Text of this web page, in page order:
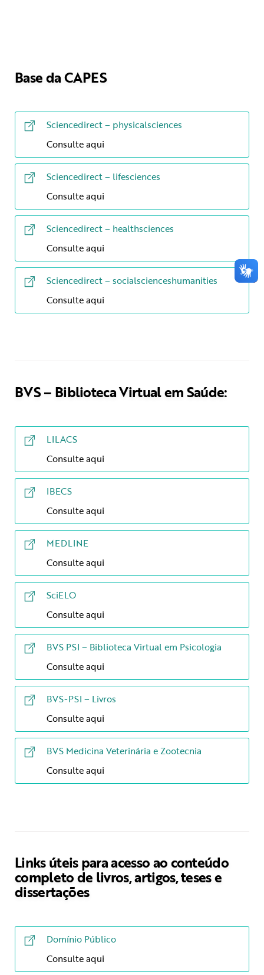
Base da CAPES
Sciencedirect – physicalsciences
Consulte aqui
Sciencedirect – lifesciences
Consulte aqui
Sciencedirect – healthsciences
Consulte aqui
Sciencedirect – socialscienceshumanities
Consulte aqui
BVS – Biblioteca Virtual em Saúde:
LILACS
Consulte aqui
IBECS
Consulte aqui
MEDLINE
Consulte aqui
SciELO
Consulte aqui
BVS PSI – Biblioteca Virtual em Psicologia
Consulte aqui
BVS-PSI – Livros
Consulte aqui
BVS Medicina Veterinária e Zootecnia
Consulte aqui
Links úteis para acesso ao conteúdo
completo de livros, artigos, teses e
dissertações
Domínio Público
Consulte aqui